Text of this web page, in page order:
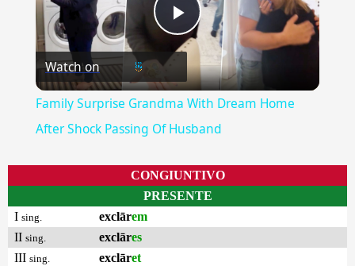
Play
Video
Watch on
Family Surprise Grandma With Dream Home
After Shock Passing Of Husband
CONGIUNTIVO
PRESENTE
I sing. exclārem
II sing. exclāres
III sing. exclāret